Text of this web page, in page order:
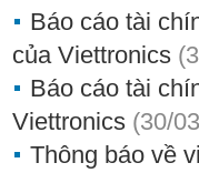
Báo cáo tài
của Viettronics
Báo cáo tài
Viettronics (30/
Thông báo về